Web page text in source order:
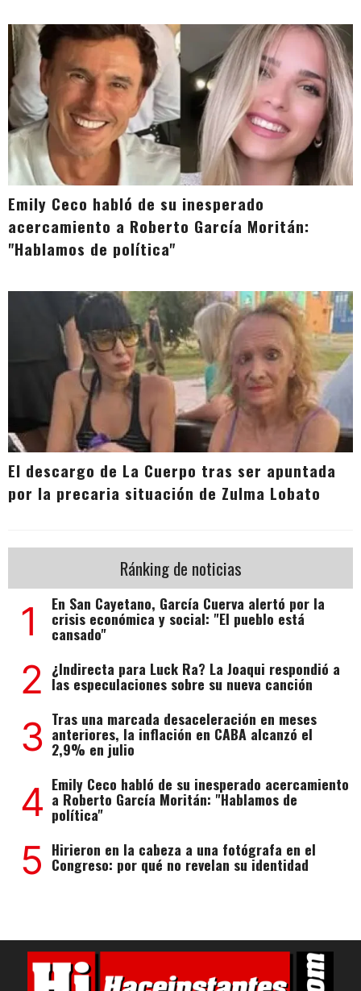
Emily Ceco habló de su inesperado
acercamiento a Roberto García Moritán:
"Hablamos de política"
El descargo de La Cuerpo tras ser apuntada
por la precaria situación de Zulma Lobato
Ránking de noticias
1 En San Cayetano, García Cuerva alertó por la
crisis económica y social: "El pueblo está
cansado"
2 ¿Indirecta para Luck Ra? La Joaqui respondió a
las especulaciones sobre su nueva canción
3 Tras una marcada desaceleración en meses
anteriores, la inflación en CABA alcanzó el
2,9% en julio
4 Emily Ceco habló de su inesperado acercamiento
a Roberto García Moritán: "Hablamos de
política"
5 Hirieron en la cabeza a una fotógrafa en el
Congreso: por qué no revelan su identidad